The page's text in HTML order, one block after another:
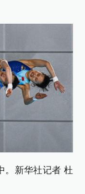
。新华社记者 杜